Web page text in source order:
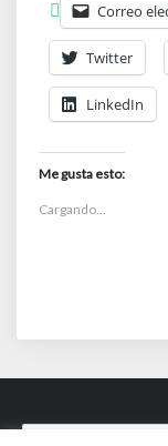
Correo
Twitter
LinkedIn
Me gusta esto:
Cargando...
Search